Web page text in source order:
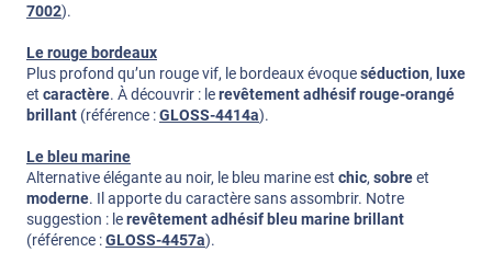
7002).
Le rouge bordeaux
Plus profond qu’un rouge vif, le bordeaux évoqueséduction, luxe
et caractère. À découvrir : lerevêtement adhésif rouge-orangé
brillant (référence :GLOSS-4414a).
Le bleu marine
Alternative élégante au noir, le bleu marine est chic, sobreet
moderne. Il apporte du caractère sans assombrir. Notre
suggestion : lerevêtement adhésif bleu marine brillant
(référence :GLOSS-4457a).